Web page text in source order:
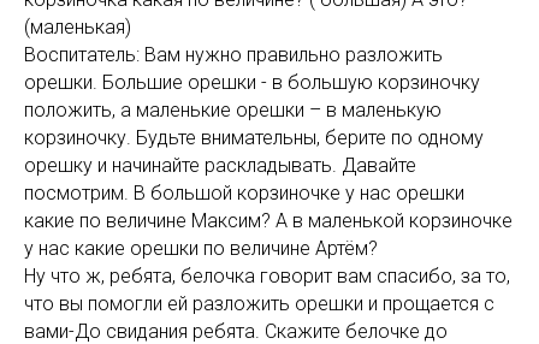
(маленькая)
Воспитатель: Вам нужно правильно разложить
орешки. Большие орешки - в большую корзиночку
положить, а маленькие орешки – в маленькую
корзиночку. Будьте внимательны, берите по одному
орешку и начинайте раскладывать. Давайте
посмотрим. В большой корзиночке у нас орешки
какие по величине Максим? А в маленькой корзиночке
у нас какие орешки по величине Артём?
Ну что ж, ребята, белочка говорит вам спасибо, за то,
что вы помогли ей разложить орешки и прощается с
вами-До свидания ребята. Скажите белочке до